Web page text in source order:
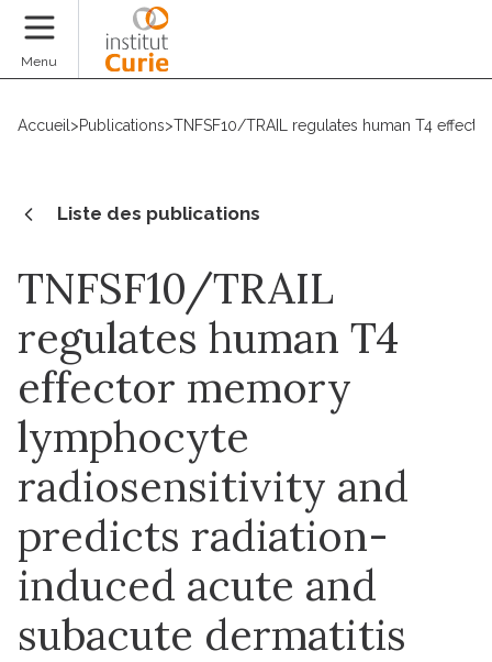
Menu
Accueil >Publications>TNFSF10/TRAIL regulates human T4
Liste des publications
TNFSF10/TRAIL
regulates human T4
effector memory
lymphocyte
radiosensitivity and
predicts radiation-
induced acute and
subacute dermatitis